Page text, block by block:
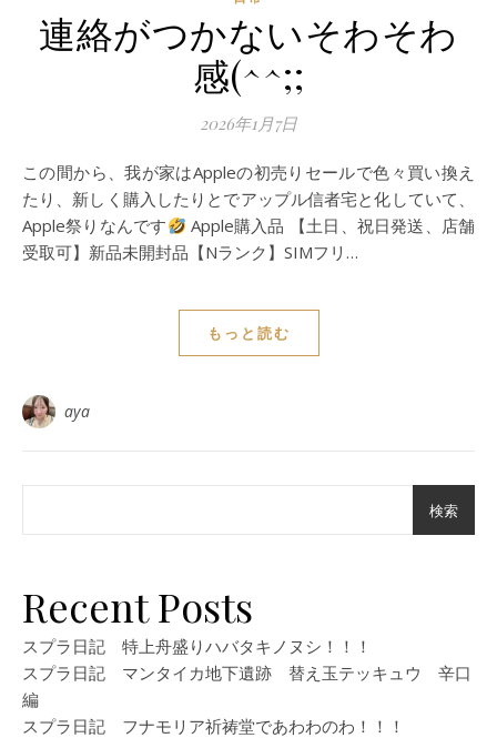
連絡がつかないそわそわ
感(^^;;
2026年1月7日
この間から、我が家はAppleの初売りセールで色々買い換え
たり、新しく購入したりとでアップル信者宅と化していて、
Apple祭りなんです
Apple購入品 【土日、祝日発送、店舗
受取可】新品未開封品【Nランク】SIMフリ…
もっと読む
aya
検索
Recent Posts
スプラ日記 特上舟盛りハバタキノヌシ！！！
スプラ日記 マンタイカ地下遺跡 替え玉テッキュウ 辛口
編
スプラ日記 フナモリア祈祷堂であわわのわ！！！